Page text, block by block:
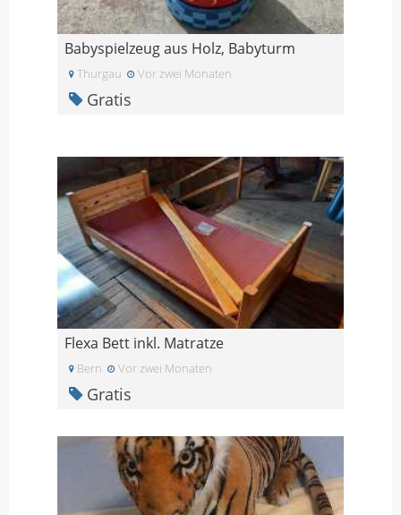
Babyspielzeug aus Holz, Babyturm
Thurgau Vor zwei Monaten
Gratis
Flexa Bett inkl. Matratze
Bern Vor zwei Monaten
Gratis